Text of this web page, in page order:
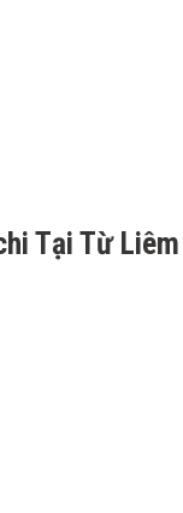
Tại Từ